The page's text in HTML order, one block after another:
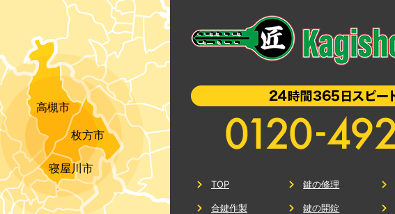
高槻市
枚方市
寝屋川市
TOP
合鍵作製
鍵の修理
鍵の開錠